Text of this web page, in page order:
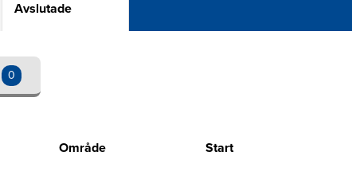
Avslutade
0
Område Start